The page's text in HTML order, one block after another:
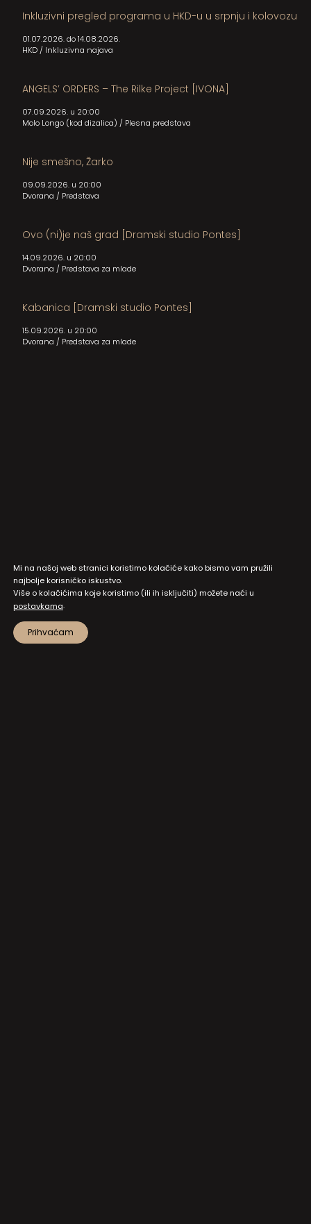
Inkluzivni pregled programa u HKD-u u srpnju i kolovozu
01.07.2026. do 14.08.2026.
HKD/ Inkluzivna najava
ANGELS’ ORDERS – The Rilke Project [IVONA]
07.09.2026. u 20:00
Molo Longo (kod dizalica) / Plesna predstava
Nije smešno, Žarko
09.09.2026. u 20:00
Dvorana / Predstava
Ovo (ni)je naš grad [Dramski studio Pontes]
14.09.2026. u 20:00
Dvorana / Predstava za mlade
Kabanica [Dramski studio Pontes]
15.09.2026. u 20:00
Dvorana / Predstava za mlade
Mi na našoj web stranici koristimo kolačiće kako bismo vam pružili
najbolje korisničko iskustvo.
Više o kolačićima koje koristimo (ili ih isključiti) možete naći u
postavkama.
Prihvaćam